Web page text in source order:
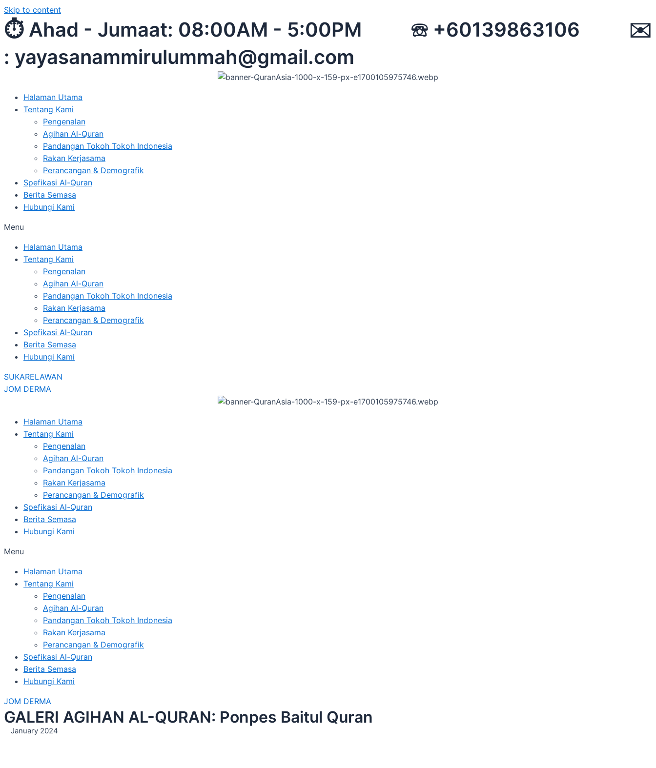
Skip to content
⏱︎ Ahad - Jumaat: 08:00AM - 5:00PM ☏ +60139863106 ✉︎
: yayasanammirulummah@gmail.com
Halaman Utama
Tentang Kami
Pengenalan
Agihan Al-Quran
Pandangan Tokoh Tokoh Indonesia
Rakan Kerjasama
Perancangan & Demografik
Spefikasi Al-Quran
Berita Semasa
Hubungi Kami
Menu
Halaman Utama
Tentang Kami
Pengenalan
Agihan Al-Quran
Pandangan Tokoh Tokoh Indonesia
Rakan Kerjasama
Perancangan & Demografik
Spefikasi Al-Quran
Berita Semasa
Hubungi Kami
SUKARELAWAN
JOM DERMA
Halaman Utama
Tentang Kami
Pengenalan
Agihan Al-Quran
Pandangan Tokoh Tokoh Indonesia
Rakan Kerjasama
Perancangan & Demografik
Spefikasi Al-Quran
Berita Semasa
Hubungi Kami
Menu
Halaman Utama
Tentang Kami
Pengenalan
Agihan Al-Quran
Pandangan Tokoh Tokoh Indonesia
Rakan Kerjasama
Perancangan & Demografik
Spefikasi Al-Quran
Berita Semasa
Hubungi Kami
JOM DERMA
GALERI AGIHAN AL-QURAN: Ponpes Baitul Quran
January 2024